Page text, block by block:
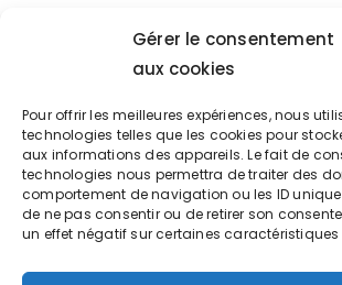
Gérer le consentement
aux cookies
Pour offrir les meilleures expériences, nous
technologies telles que les cookies pour
aux informations des appareils. Le fait de
technologies nous permettra de traiter des
comportement de navigation ou les ID
de ne pas consentir ou de retirer son
un effet négatif sur certaines
sagittis at, neque. Nullam mauris orci,
iaculis et, viverra vitae, ligula. Nulla ut
aliquam imperdiet. Maecenas aliquet
Vivamus consectetuer risus et tortor.
dolor sit amet, consectetur
nec odio. Praesent libero. Sed
diam. Sed nisi. Nulla quis sem at nibh